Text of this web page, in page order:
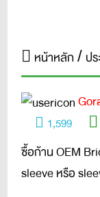
หน้าหลัก ป
1,599
ซื้อก้าน OEM
sleeve หรือ